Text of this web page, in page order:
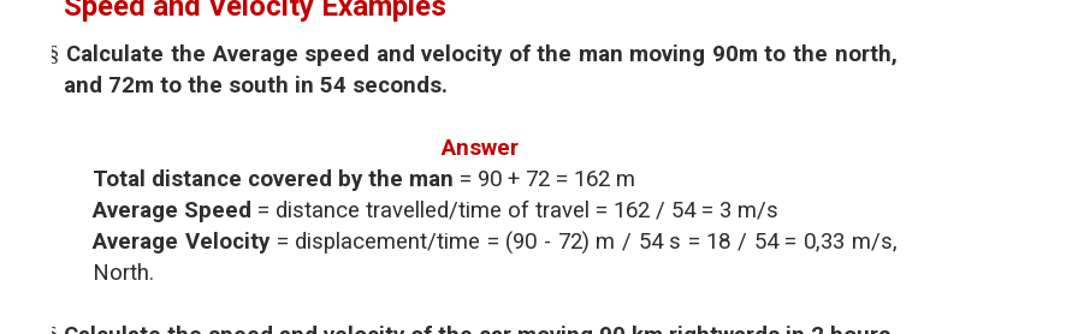
§ Calculate the Average speed and velocity of the man moving 90m to the north,
and 72m to the south in 54 seconds.
Answer
Total distance covered by the man = 90 + 72 = 162 m
Average Speed = distance travelled/time of travel = 162 / 54 = 3 m/s
Average Velocity= displacement/time = (90 - 72) m / 54 s = 18 / 54 = 0,33 m/s,
North.